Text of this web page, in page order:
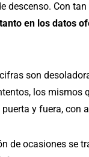
descenso. Con
en los datos
son
los mismos
y fuera, con
de ocasiones se